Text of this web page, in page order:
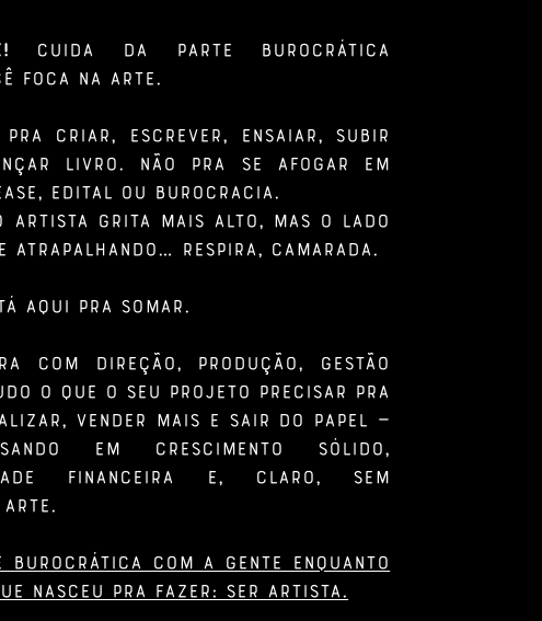
cuida da parte burocrática
foca na arte.
pra criar, escrever, ensaiar, subir
livro. Não pra se afogar em
edital ou burocracia.
artista grita mais alto, mas o lado
atrapalhando… respira, camarada.
aqui pra somar.
com direção, produção, gestão
o que o seu projeto precisar pra
vender mais e sair do papel —
em crescimento sólido,
financeira e, claro, sem
arte.
burocrática com a gente enquanto
nasceu pra fazer: ser artista.